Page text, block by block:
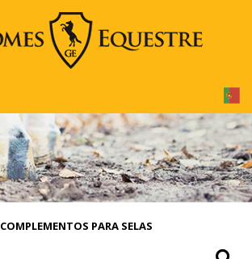
COMPLEMENTOS PARA SELAS